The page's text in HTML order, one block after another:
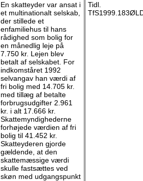
En skatteyder var ansat i
et multinationalt selskab,
der stillede et
enfamiliehus til hans
rådighed som bolig for
en månedlig leje på
7.750 kr. Lejen blev
betalt af selskabet. For
indkomståret 1992
selvangav han værdi af
fri bolig med 14.705 kr.
med tillæg af betalte
forbrugsudgifter 2.961
kr. i alt 17.666 kr.
Skattemyndighederne
forhøjede værdien af fri
bolig til 41.452 kr.
Skatteyderen gjorde
gældende, at den
skattemæssige værdi
skulle fastsættes ved
skøn med udgangspunkt
Tidl.